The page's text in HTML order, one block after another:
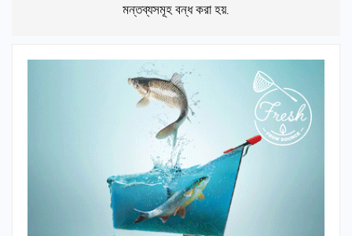
মন্তব্যসমূহ বন্ধ করা হয়.